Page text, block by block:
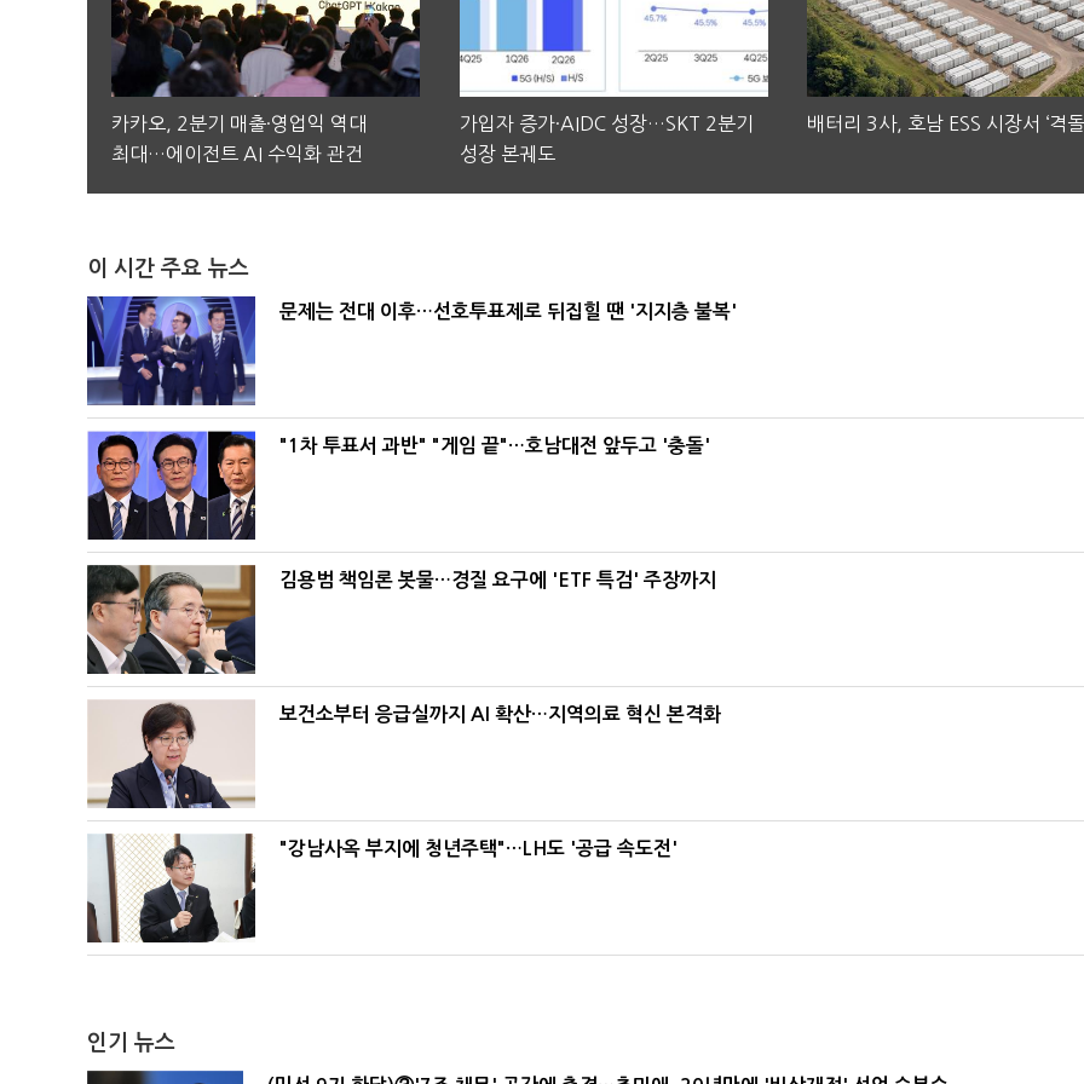
카카오, 2분기 매출·영업익 역대
최대…에이전트 AI 수익화 관건
가입자 증가·AIDC 성장…SKT 2분기
성장 본궤도
배터리 3사, 호남 ESS 시장서 ‘격돌
이 시간 주요 뉴스
문제는 전대 이후…선호투표제로 뒤집힐 땐 '지지층 불복'
"1차 투표서 과반" "게임 끝"…호남대전 앞두고 '충돌'
김용범 책임론 봇물…경질 요구에 'ETF 특검' 주장까지
보건소부터 응급실까지 AI 확산…지역의료 혁신 본격화
"강남사옥 부지에 청년주택"…LH도 '공급 속도전'
인기 뉴스